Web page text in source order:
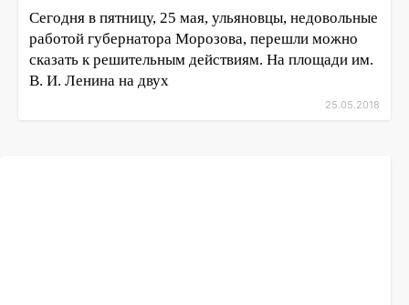
Сегодня в пятницу, 25 мая, ульяновцы, недовольные
работой губернатора Морозова, перешли можно
сказать к решительным действиям. На площади им.
В. И. Ленина на двух
25.05.2018